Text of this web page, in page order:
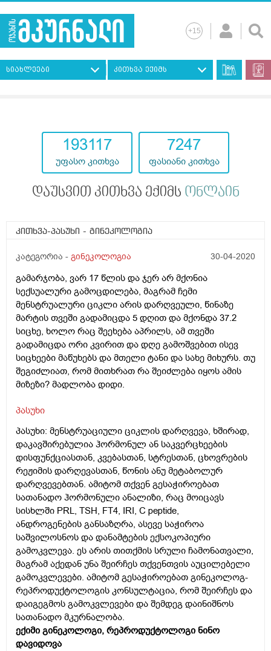
სიახლეები კითხვა ექიმს
193117
უფასო კითხვა
7247
ფასიანი კითხვა
დაუსვით კითხვა ექიმს ონლაინ
კითხვა-პასუხი - გინეკოლოგია
კატეგორია - გინეკოლოგია 30-04-2020
გამარჯობა, ვარ 17 წლის და ჯერ არ მქონია
სექსუალური გამოცდილება, მაგრამ ჩემი
მენსტრუალური ციკლი არის დარღვეული, წინაზე
მარტის თვეში გადამიცდა 5 დღით და მქონდა 37.2
სიცხე, ხოლო რაც შეეხება აპრილს, ამ თვეში
გადამიცდა ორი კვირით და დღე გამოშვებით ისევ
სიცხეები მაწუხებს და მთელი ტანი და სახე მიხურს. თუ
შეგიძლიათ, რომ მითხრათ რა შეიძლება იყოს ამის
მიზეზი? მადლობა დიდი.
პასუხი
პასუხი: მენსტრუაციული ციკლის დარღვევა, ხშირად,
დაკავშირებულია ჰორმონულ ან საკვერცხეების
დისფუნქციასთან, კვებასთან, სტრესთან, ცხოვრების
რეჟიმის დარღევასთან, წონის ანუ მეტაბოლურ
დარღვევებთან. ამიტომ თქვენ გესაჭიროებათ
სათანადო ჰორმონული ანალიზი, რაც მოიცავს
სისხლში PRL, TSH, FT4, IRI, C peptide,
ანდროგენების განსაზღრა, ასევე საჭიროა
საშვილოსნოს და დანამტების ექსოკოპიური
გამოკვლევა. ეს არის თითქმის სრული ჩამონათვალი,
მაგრამ აქედან უნა შეირჩეს თქვენთვის აუცილებელი
გამოკვლევები. ამიტომ გესაჭიროებათ გინეკოლოგ-
რეპროდუქტოლოგის კონსულტაცია, რომ შეირჩეს და
დაიგეგმოს გამოკვლევები და შემდეგ დაინიშნოს
სათანადო მკურნალობა.
ექიმი გინეკოლოგი, რეპროდუქტოლოგი ნინო
დავიდოვა